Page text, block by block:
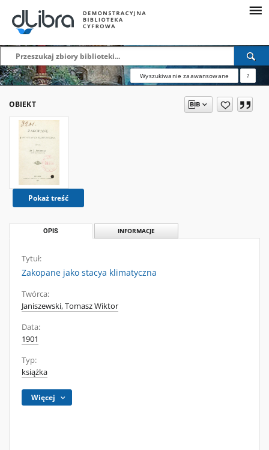
Wyszukiwanie zaawansowane ?
OBIEKT
Pokaż treść
OPIS INFORMACJE
Tytuł:
Zakopane jako stacya klimatyczna
Twórca:
Janiszewski, Tomasz Wiktor
Data:
1901
Typ:
książka
Więcej